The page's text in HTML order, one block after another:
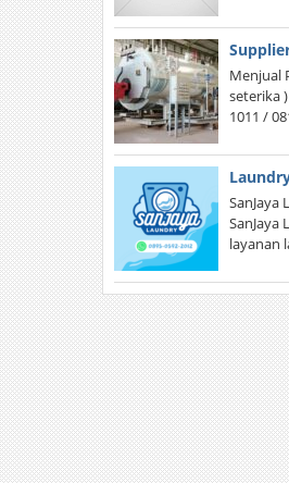
Menjual
seterika
1011 /
SanJaya
layanan